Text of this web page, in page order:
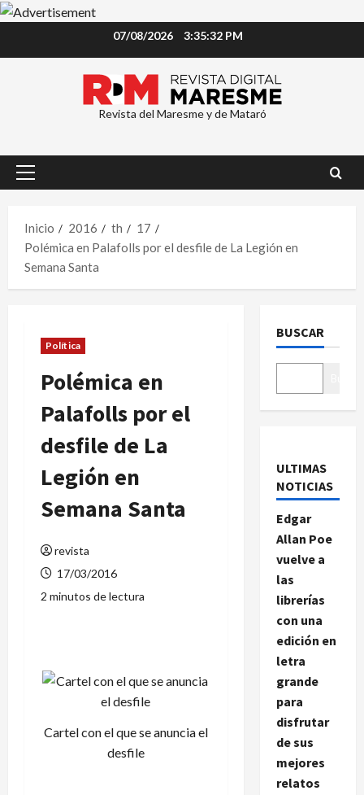
07/08/2026 3:35:33 PM
Revista del Maresme y de Mataró
Menú
Inicio
2016 th
17
Polémica en Palafolls por el desfile de La Legión en
Semana Santa
Política
Polémica en
Palafolls por el
desfile de La
Legión en
Semana Santa
revista
17/03/2016
2 minutos de lectura
Cartel con el que se anuncia el
desfile
BUSCAR
ULTIMAS
NOTICIAS
Edgar
Allan Poe
vuelve a
las
librerías
con una
edición en
letra
grande
para
disfrutar
de sus
mejores
relatos